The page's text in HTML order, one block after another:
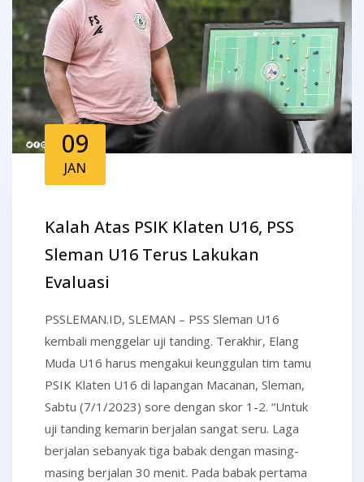
09
JAN
Kalah Atas PSIK Klaten U16, PSS
Sleman U16 Terus Lakukan
Evaluasi
PSSLEMAN.ID, SLEMAN – PSS Sleman U16
kembali menggelar uji tanding. Terakhir, Elang
Muda U16 harus mengakui keunggulan tim tamu
PSIK Klaten U16 di lapangan Macanan, Sleman,
Sabtu (7/1/2023) sore dengan skor 1-2. “Untuk
uji tanding kemarin berjalan sangat seru. Laga
berjalan sebanyak tiga babak dengan masing-
masing berjalan 30 menit. Pada babak pertama